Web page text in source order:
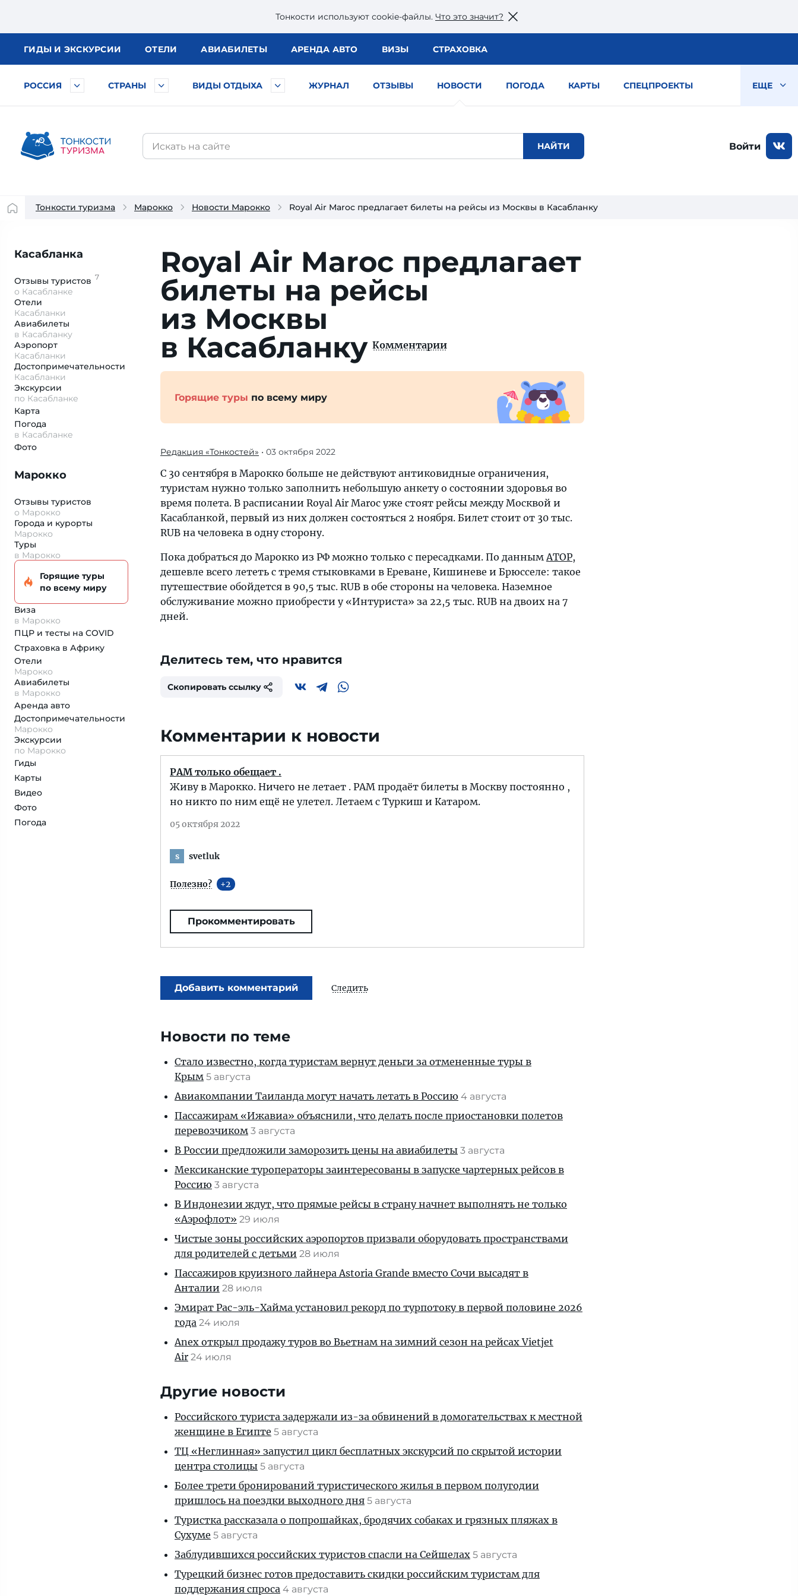
Тонкости используют сookie-файлы. Что это значит?
ГИДЫ И ЭКСКУРСИИ ОТЕЛИ АВИАБИЛЕТЫ АРЕНДА АВТО ВИЗЫ СТРАХОВКА
РОССИЯ СТРАНЫ ВИДЫ ОТДЫХА ЖУРНАЛ ОТЗЫВЫ НОВОСТИ ПОГОДА КАРТЫ СПЕЦПРОЕКТЫ ЕЩЕ
Войти
Тонкости туризма Марокко Новости Марокко Royal Air Maroc предлагает билеты на рейсы из Москвы в Касабланку
Касабланка
Отзывы туристов 7
о Касабланке
Отели
Касабланки
Авиабилеты
в Касабланку
Аэропорт
Касабланки
Достопримеча­тельности
Касабланки
Экскурсии
по Касабланке
Карта
Погода
в Касабланке
Фото
Марокко
Отзывы туристов
о Марокко
Города и курорты
Марокко
Туры
в Марокко
Горящие туры
по всему миру
Виза
в Марокко
ПЦР и тесты на COVID
Страховка в Африку
Отели
Марокко
Авиабилеты
в Марокко
Аренда авто
Достопримеча­тельности
Марокко
Экскурсии
по Марокко
Гиды
Карты
Видео
Фото
Погода
Royal Air Maroc предлагает
билеты на рейсы
из Москвы
в Касабланку Комментарии
Горящие туры по всему миру
Редакция «Тонкостей» • 03 октября 2022
С 30 сентября в Марокко больше не действуют антиковидные ограничения,
туристам нужно только заполнить небольшую анкету о состоянии здоровья во
время полета. В расписании Royal Air Maroc уже стоят рейсы между Москвой и
Касабланкой, первый из них должен состояться 2 ноября. Билет стоит от 30 тыс.
RUB на человека в одну сторону.
Пока добраться до Марокко из РФ можно только с пересадками. По даннымАТОР,
дешевле всего лететь с тремя стыковками в Ереване, Кишиневе и Брюсселе: такое
путешествие обойдется в 90,5 тыс. RUB в обе стороны на человека. Наземное
обслуживание можно приобрести у «Интуриста» за 22,5 тыс. RUB на двоих на 7
дней.
Делитесь тем, что нравится
Скопировать ссылку
Комментарии к новости
РАМ только обещает .
Живу в Марокко. Ничего не летает . РАМ продаёт билеты в Москву постоянно ,
но никто по ним ещё не улетел. Летаем с Туркиш и Катаром.
05 октября 2022
s svetluk
Полезно? 2
Прокомментировать
Добавить комментарий Следить
Новости по теме
Стало известно, когда туристам вернут деньги за отмененные туры в
Крым 5 августа
Авиакомпании Таиланда могут начать летать в Россию 4 августа
Пассажирам «Ижавиа» объяснили, что делать после приостановки полетов
перевозчиком 3 августа
В России предложили заморозить цены на авиабилеты 3 августа
Мексиканские туроператоры заинтересованы в запуске чартерных рейсов в
Россию 3 августа
В Индонезии ждут, что прямые рейсы в страну начнет выполнять не только
«Аэрофлот» 29 июля
Чистые зоны российских аэропортов призвали оборудовать пространствами
для родителей с детьми 28 июля
Пассажиров круизного лайнера Astoria Grande вместо Сочи высадят в
Анталии 28 июля
Эмират Рас-эль-Хайма установил рекорд по турпотоку в первой половине 2026
года 24 июля
Anex открыл продажу туров во Вьетнам на зимний сезон на рейсах Vietjet
Air 24 июля
Другие новости
Российского туриста задержали из-за обвинений в домогательствах к местной
женщине в Египте 5 августа
ТЦ «Неглинная» запустил цикл бесплатных экскурсий по скрытой истории
центра столицы 5 августа
Более трети бронирований туристического жилья в первом полугодии
пришлось на поездки выходного дня 5 августа
Туристка рассказала о попрошайках, бродячих собаках и грязных пляжах в
Сухуме 5 августа
Заблудившихся российских туристов спасли на Сейшелах 5 августа
Турецкий бизнес готов предоставить скидки российским туристам для
поддержания спроса 4 августа